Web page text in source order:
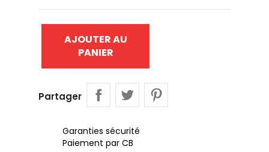
AJOUTER AU
PANIER
Partager
Garanties sécurité
Paiement par CB